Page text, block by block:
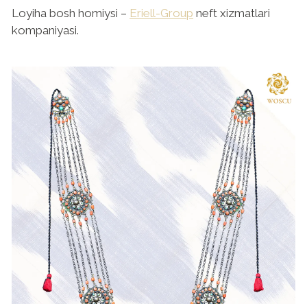
Loyiha bosh homiysi – Eriell-Group neft xizmatlari
kompaniyasi.